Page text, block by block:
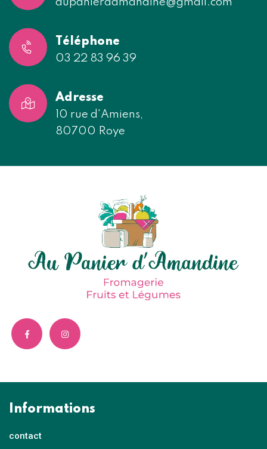
Téléphone
03 22 83 96 39
Adresse
10 rue d'Amiens,
80700 Roye
Informations
contact